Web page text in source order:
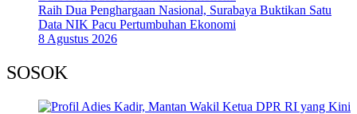
Raih Dua Penghargaan Nasional, Surabaya Buktikan Satu
Data NIK Pacu Pertumbuhan Ekonomi
8 Agustus 2026
SOSOK